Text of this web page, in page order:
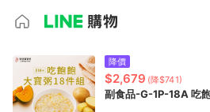
降價
$2,679 (降$741)
副食品-G-1P-18A 吃